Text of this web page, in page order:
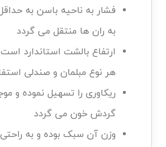
فشار به ناحیه باسن به
به ران ها منتقل می گردد
ارتفاع بالشت استاندارد
هر نوع مبلمان و صندلی
ریکاوری را تسهیل نموده و
گردش خون می گردد
وزن آن سبک بوده و به